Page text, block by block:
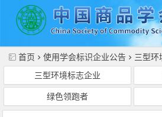
首页 使用学会标识企业公告 三型环
三型环境标志企业
绿色领跑者